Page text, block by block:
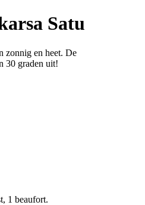
Satu
zonnig en heet. De
30 graden uit!
1 beaufort.